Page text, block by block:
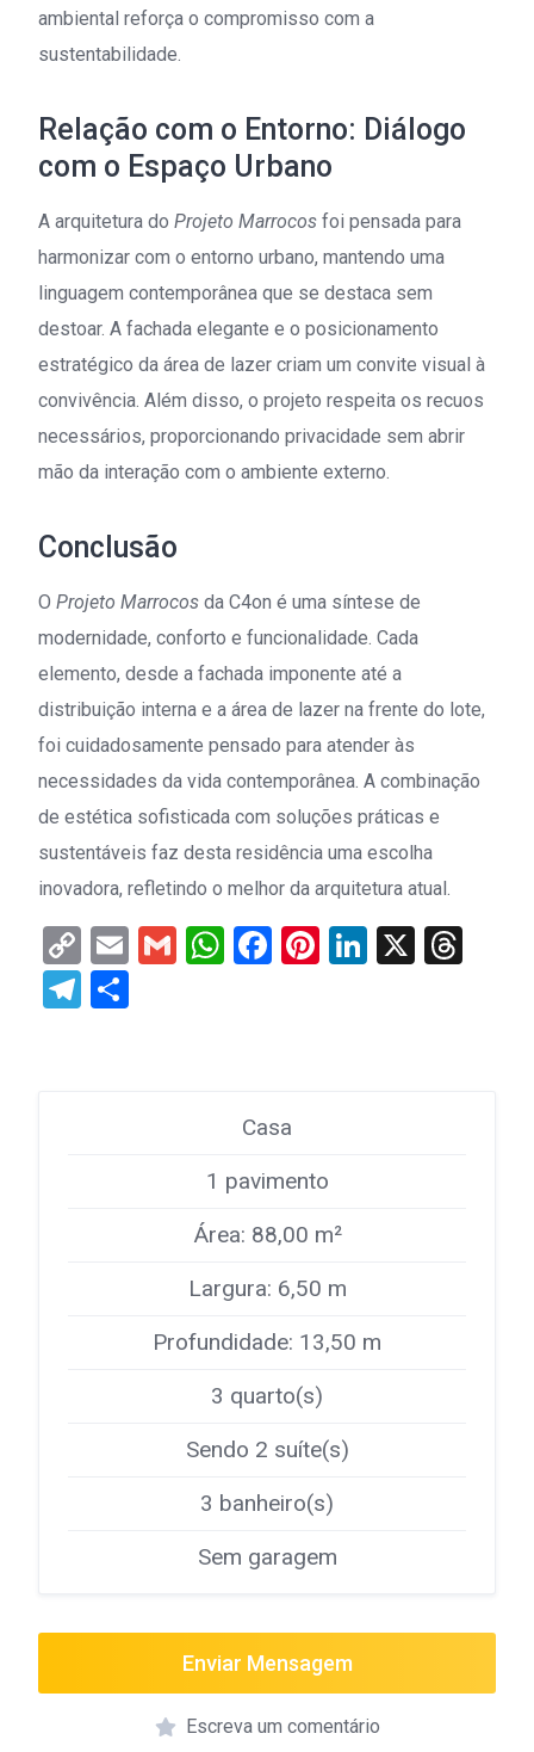
ambiental reforça o compromisso com a
sustentabilidade.
Relação com o Entorno: Diálogo
com o Espaço Urbano
A arquitetura do Projeto Marrocos foi pensada para
harmonizar com o entorno urbano, mantendo uma
linguagem contemporânea que se destaca sem
destoar. A fachada elegante e o posicionamento
estratégico da área de lazer criam um convite visual à
convivência. Além disso, o projeto respeita os recuos
necessários, proporcionando privacidade sem abrir
mão da interação com o ambiente externo.
Conclusão
O Projeto Marrocos da C4on é uma síntese de
modernidade, conforto e funcionalidade. Cada
elemento, desde a fachada imponente até a
distribuição interna e a área de lazer na frente do lote,
foi cuidadosamente pensado para atender às
necessidades da vida contemporânea. A combinação
de estética sofisticada com soluções práticas e
sustentáveis faz desta residência uma escolha
inovadora, refletindo o melhor da arquitetura atual.
Copy
Link
EmailGmailWhatsApp
Facebook
Pinterest
LinkedIn
X
Telegram
Casa
1 pavimento
Área: 88,00 m²
Largura: 6,50 m
Profundidade: 13,50 m
3 quarto(s)
Sendo 2 suíte(s)
3 banheiro(s)
Sem garagem
Enviar Mensagem
Escreva um comentário